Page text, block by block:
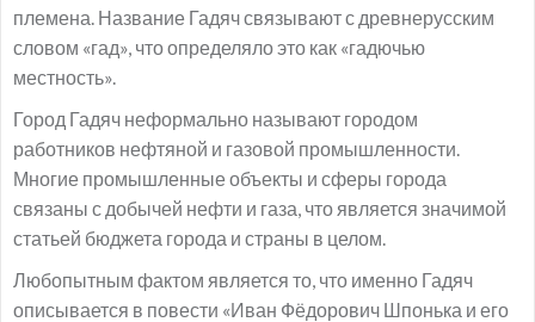
племена. Название Гадяч связывают с древнерусским
словом «гад», что определяло это как «гадючью
местность».
Город Гадяч неформально называют городом
работников нефтяной и газовой промышленности.
Многие промышленные объекты и сферы города
связаны с добычей нефти и газа, что является значимой
статьей бюджета города и страны в целом.
Любопытным фактом является то, что именно Гадяч
описывается в повести «Иван Фёдорович Шпонька и его